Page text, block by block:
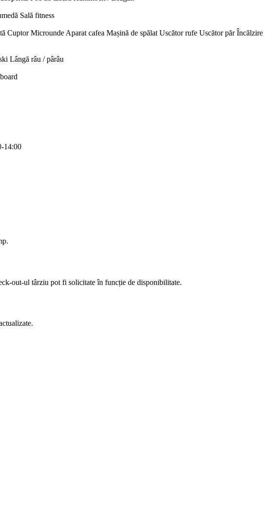
Sală fitness
Cuptor Microunde Aparat cafea Mașină de spălat Uscător rufe Uscător păr Încălzire
Lângă râu / pârâu
14:00
out-ul târziu pot fi solicitate în funcție de disponibilitate.